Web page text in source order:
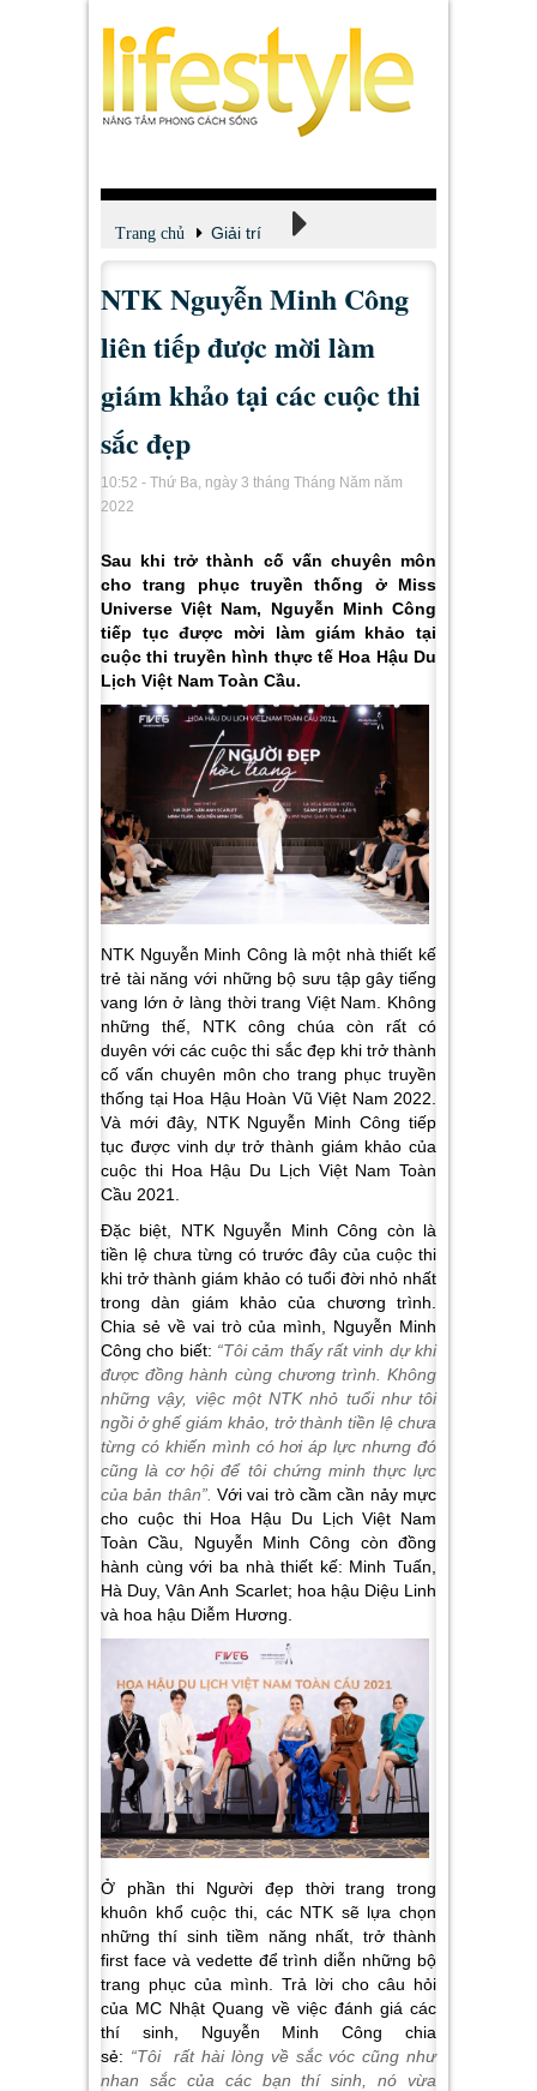
Trang chủ Giải trí
Xem - Nghe - Đọc
NTK Nguyễn Minh Công
liên tiếp được mời làm
giám khảo tại các cuộc thi
sắc đẹp
10:52 - Thứ Ba, ngày 3 tháng Tháng Năm năm
2022
Sau khi trở thành cố vấn chuyên môn
cho trang phục truyền thống ở Miss
Universe Việt Nam, Nguyễn Minh Công
tiếp tục được mời làm giám khảo tại
cuộc thi truyền hình thực tế Hoa Hậu Du
Lịch Việt Nam Toàn Cầu.
NTK Nguyễn Minh Công là một nhà thiết kế
trẻ tài năng với những bộ sưu tập gây tiếng
vang lớn ở làng thời trang Việt Nam. Không
những thế, NTK công chúa còn rất có
duyên với các cuộc thi sắc đẹp khi trở thành
cố vấn chuyên môn cho trang phục truyền
thống tại Hoa Hậu Hoàn Vũ Việt Nam 2022.
Và mới đây, NTK Nguyễn Minh Công tiếp
tục được vinh dự trở thành giám khảo của
cuộc thi Hoa Hậu Du Lịch Việt Nam Toàn
Cầu 2021.
Đặc biệt, NTK Nguyễn Minh Công còn là
tiền lệ chưa từng có trước đây của cuộc thi
khi trở thành giám khảo có tuổi đời nhỏ nhất
trong dàn giám khảo của chương trình.
Chia sẻ về vai trò của mình, Nguyễn Minh
Công cho biết: “Tôi cảm thấy rất vinh dự khi
được đồng hành cùng chương trình . Không
những vậy,
việc một NTK nhỏ tuổi như tôi
ngồi ở ghế giám khảo, trở thành tiền lệ chưa
từng có khiến mình có hơi áp lực nhưng đó
cũng là cơ hội để tôi chứng minh thực lực
của bản thân”. Với vai trò cầm cần nảy mực
cho cuộc thi Hoa Hậu Du Lịch Việt Nam
Toàn Cầu, Nguyễn Minh Công còn đồng
hành cùng với ba nhà thiết kế: Minh Tuấn,
Hà Duy, Vân Anh Scarlet; hoa hậu Diệu Linh
và hoa hậu Diễm Hương.
Ở phần thi Người đẹp thời trang trong
khuôn khổ cuộc thi, các NTK sẽ lựa chọn
những thí sinh tiềm năng nhất, trở thành
first face và vedette để trình diễn những bộ
trang phục của mình. Trả lời cho câu hỏi
của MC Nhật Quang về việc đánh giá các
thí sinh, Nguyễn Minh Công chia
sẻ: “Tôi
rất hài lòng về sắc vóc cũng như
nhan sắc của các bạn thí sinh, nó vừa